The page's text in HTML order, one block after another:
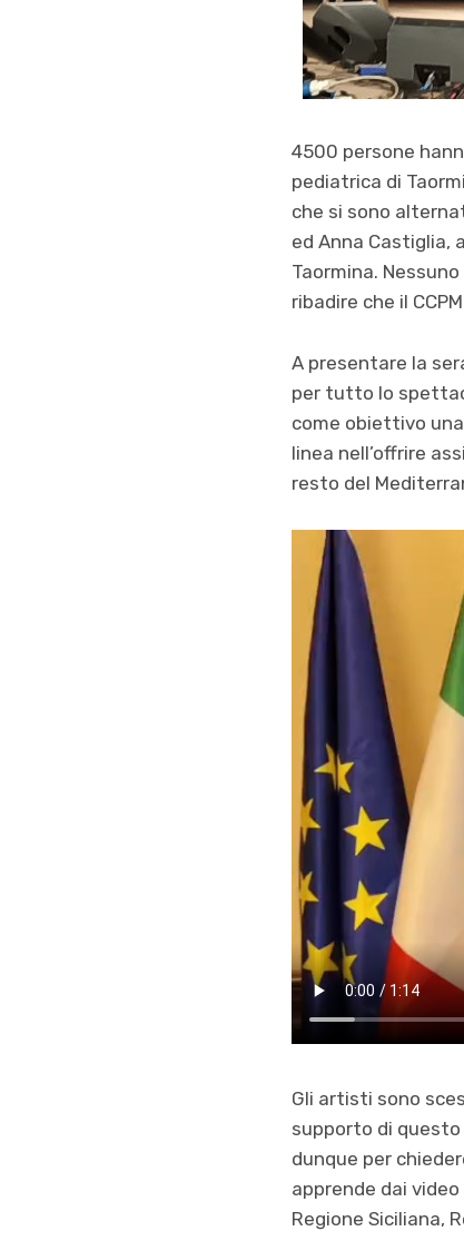
4500 persone
pediatrica di
che si sono
ed Anna Castiglia,
Taormina.
ribadire che il
A presentare la
per tutto lo
come obiettivo
linea nell’offrire
resto del
Gli artisti sono
supporto di
dunque per
apprende dai
Regione Siciliana,